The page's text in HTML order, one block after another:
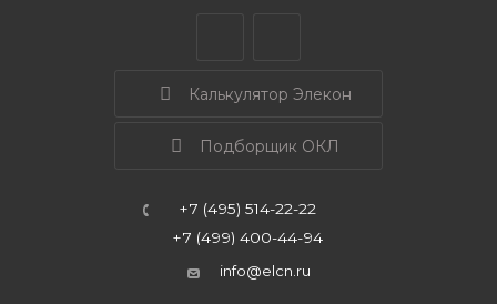
Калькулятор Элекон
Подборщик ОКЛ
+7 (495) 514-22-22
+7 (499) 400-44-94
info@elcn.ru